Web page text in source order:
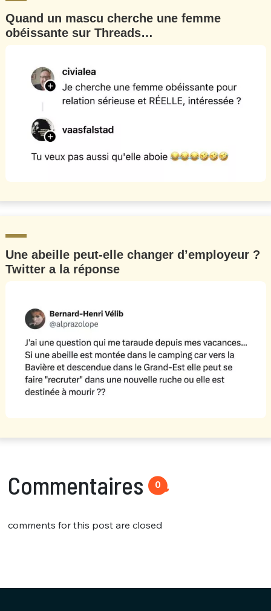
Quand un mascu cherche une femme
obéissante sur Threads…
Une abeille peut-elle changer d’employeur ?
Twitter a la réponse
Commentaires 0
comments for this post are closed